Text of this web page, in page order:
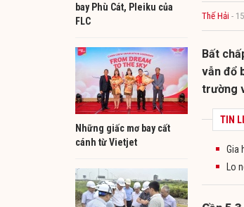
bay Phù Cát, Pleiku của
FLC
Những giấc mơ bay cất
cánh từ Vietjet
Thế Hải -
Bất
vẫn đổ
trường
TIN
Gia
Lo